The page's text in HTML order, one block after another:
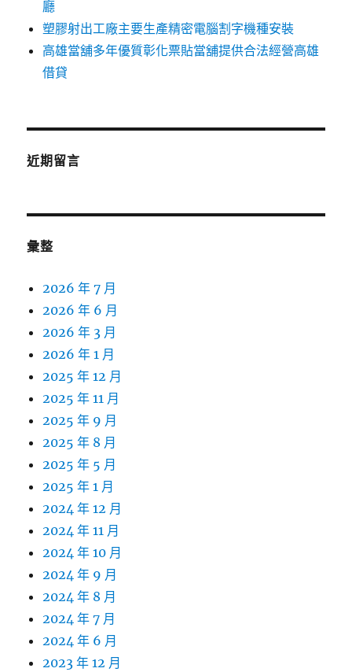
廳
塑膠射出工廠主要生產精密電腦割字機種安裝
高雄當舖多年優質彰化票貼當舖提供合法經營高雄
借貸
近期留言
彙整
2026 年 7 月
2026 年 6 月
2026 年 3 月
2026 年 1 月
2025 年 12 月
2025 年 11 月
2025 年 9 月
2025 年 8 月
2025 年 5 月
2025 年 1 月
2024 年 12 月
2024 年 11 月
2024 年 10 月
2024 年 9 月
2024 年 8 月
2024 年 7 月
2024 年 6 月
2023 年 12 月